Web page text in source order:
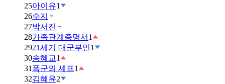
25아이유1
26수지
27박서진
28가족관계증명서 1
2921세기 대군부인1
30송혜교1
31 폭군의 셰프1
32김혜윤2